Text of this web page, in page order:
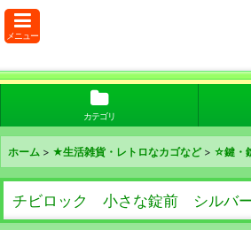
メニュー
カテゴリ
ホーム > ★生活雑貨・レトロなカゴなど > ☆鍵・
チビロック 小さな錠前 シルバ